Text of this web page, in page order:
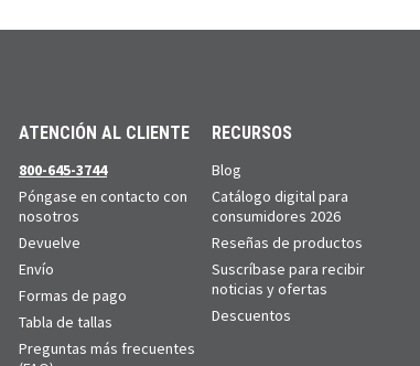
ATENCIÓN AL CLIENTE
800-645-3744
Póngase en contacto con
nosotros
Devuelve
Envío
Formas de pago
Tabla de tallas
Preguntas más frecuentes
RECURSOS
Blog
Catálogo digital para
consumidores 2026
Reseñas de productos
Suscríbase para recibir
noticias y ofertas
Descuentos